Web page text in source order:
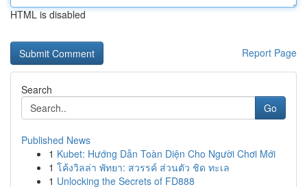
HTML is disabled
Report Page
Search
Go
Published News
1 Kubet: Hướng Dẫn Toàn Diện Cho Người Chơi Mới
1 โค้งวิลล่า พัทยา: สวรรค์ ส่วนตัว ชิด ทะเล
1 Unlocking the Secrets of FD888